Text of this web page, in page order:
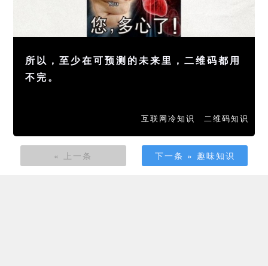
所以，至少在可预测的未来里，二维码都用
不完。
互联网冷知识 二维码知识
« 上一条 下一条 » 趣味知识